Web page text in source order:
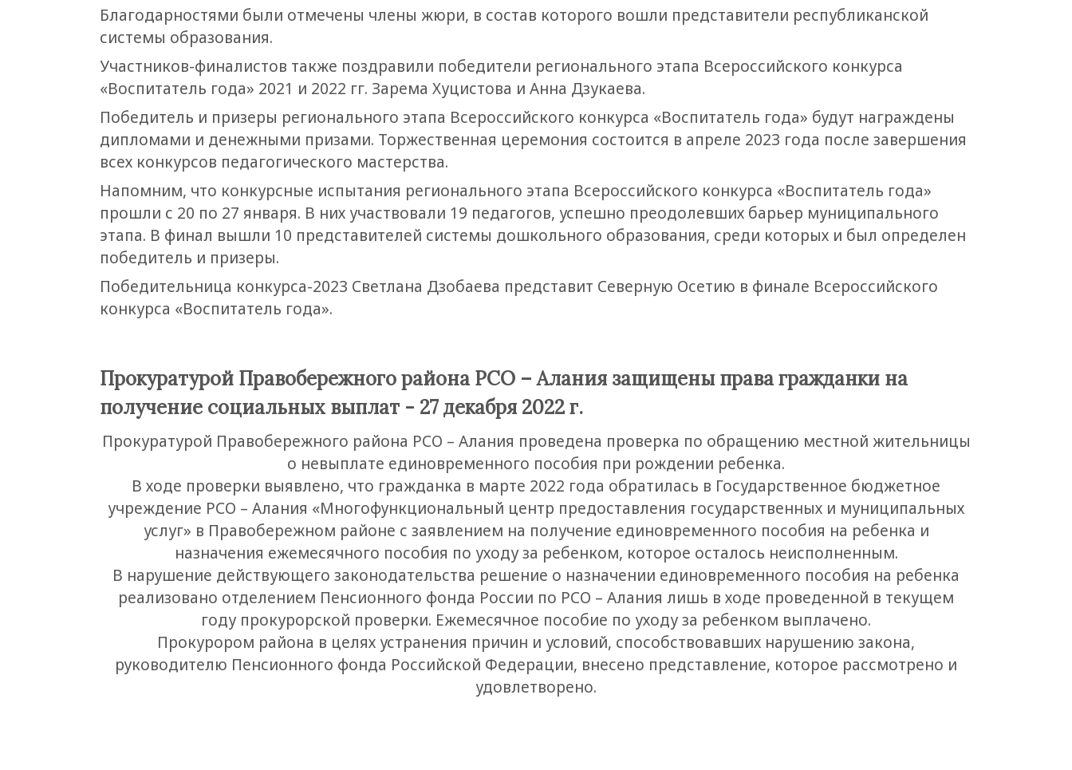
Благодарностями были отмечены члены жюри, в состав которого вошли представители республиканской
системы образования.
Участников-финалистов также поздравили победители регионального этапа Всероссийского конкурса
«Воспитатель года» 2021 и 2022 гг. Зарема Хуцистова и Анна Дзукаева.
Победитель и призеры регионального этапа Всероссийского конкурса «Воспитатель года» будут награждены
дипломами и денежными призами. Торжественная церемония состоится в апреле 2023 года после завершения
всех конкурсов педагогического мастерства.
Напомним, что конкурсные испытания регионального этапа Всероссийского конкурса «Воспитатель года»
прошли с 20 по 27 января. В них участвовали 19 педагогов, успешно преодолевших барьер муниципального
этапа. В финал вышли 10 представителей системы дошкольного образования, среди которых и был определен
победитель и призеры.
Победительница конкурса-2023 Светлана Дзобаева представит Северную Осетию в финале Всероссийского
конкурса «Воспитатель года».
Прокуратурой Правобережного района РСО – Алания защищены права гражданки на
получение социальных выплат - 27 декабря 2022 г.
Прокуратурой Правобережного района РСО – Алания проведена проверка по обращению местной жительницы
о невыплате единовременного пособия при рождении ребенка.
В ходе проверки выявлено, что гражданка в марте 2022 года обратилась в Государственное бюджетное
учреждение РСО – Алания «Многофункциональный центр предоставления государственных и муниципальных
услуг» в Правобережном районе с заявлением на получение единовременного пособия на ребенка и
назначения ежемесячного пособия по уходу за ребенком, которое осталось неисполненным.
В нарушение действующего законодательства решение о назначении единовременного пособия на ребенка
реализовано отделением Пенсионного фонда России по РСО – Алания лишь в ходе проведенной в текущем
году прокурорской проверки. Ежемесячное пособие по уходу за ребенком выплачено.
Прокурором района в целях устранения причин и условий, способствовавших нарушению закона,
руководителю Пенсионного фонда Российской Федерации, внесено представление, которое рассмотрено и
удовлетворено.